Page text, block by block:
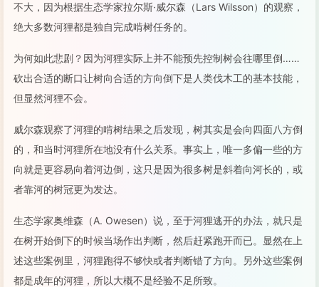
不大，因为根据生态学家拉尔斯·威尔森（Lars Wilsson）的观察，
绝大多数河狸都是独自完成啃树任务的。
为何如此悲剧？因为河狸实际上并不能预先控制树会往哪里倒……
砍出合适的断口让树向合适的方向倒下是人类伐木工的基本技能，
但显然河狸不会。
威尔森观察了河狸的啃树结果之后发现，树其实是会向四面八方倒
的，和当时河狸所在地没有什么关系。事实上，唯一多偏一些的方
向就是更容易向着河边倒，这只是因为很多树是斜着向河长的，或
者靠河的树冠更为发达。
生态学家奥维森（A. Owesen）说，至于河狸逃开的办法，就只是
在树开始倒下的时候当场作出判断，然后赶紧跑开而已。显然在上
述这些案例里，河狸跑得不够快或者判断错了方向。另外这些案例
都是成年的河狸，所以大概不是经验不足所致。